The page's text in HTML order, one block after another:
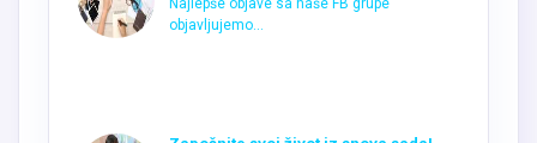
Najlepše objave sa naše FB grupe
objavljujemo...